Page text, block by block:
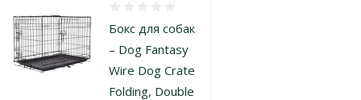
Бокс для собак
– Dog Fantasy
Wire Dog Crate
Folding, Double